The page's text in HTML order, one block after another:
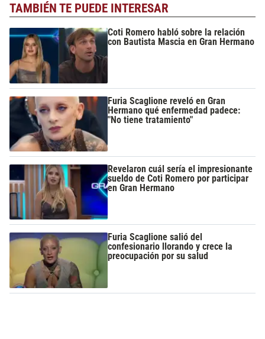
TAMBIÉN TE PUEDE INTERESAR
Coti Romero habló sobre la relación
con Bautista Mascia en Gran Hermano
Furia Scaglione reveló en Gran
Hermano qué enfermedad padece:
"No tiene tratamiento"
Revelaron cuál sería el impresionante
sueldo de Coti Romero por participar
en Gran Hermano
Furia Scaglione salió del
confesionario llorando y crece la
preocupación por su salud